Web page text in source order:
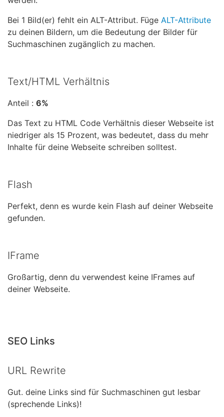
Bei 1 Bild(er) fehlt ein ALT-Attribut. Füge ALT-Attribute
zu deinen Bildern, um die Bedeutung der Bilder für
Suchmaschinen zugänglich zu machen.
Text/HTML Verhältnis
Anteil : 6%
Das Text zu HTML Code Verhältnis dieser Webseite ist
niedriger als 15 Prozent, was bedeutet, dass du mehr
Inhalte für deine Webseite schreiben solltest.
Flash
Perfekt, denn es wurde kein Flash auf deiner Webseite
gefunden.
IFrame
Großartig, denn du verwendest keine IFrames auf
deiner Webseite.
SEO Links
URL Rewrite
Gut. deine Links sind für Suchmaschinen gut lesbar
(sprechende Links)!